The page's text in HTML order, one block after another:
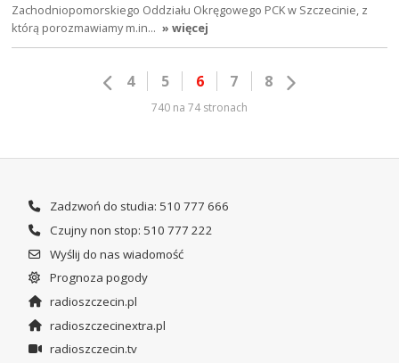
Zachodniopomorskiego Oddziału Okręgowego PCK w Szczecinie, z
którą porozmawiamy m.in… » więcej
4 5 6 7 8
740 na 74 stronach
Zadzwoń do studia: 510 777 666
Czujny non stop: 510 777 222
Wyślij do nas wiadomość
Prognoza pogody
radioszczecin.pl
radioszczecinextra.pl
radioszczecin.tv